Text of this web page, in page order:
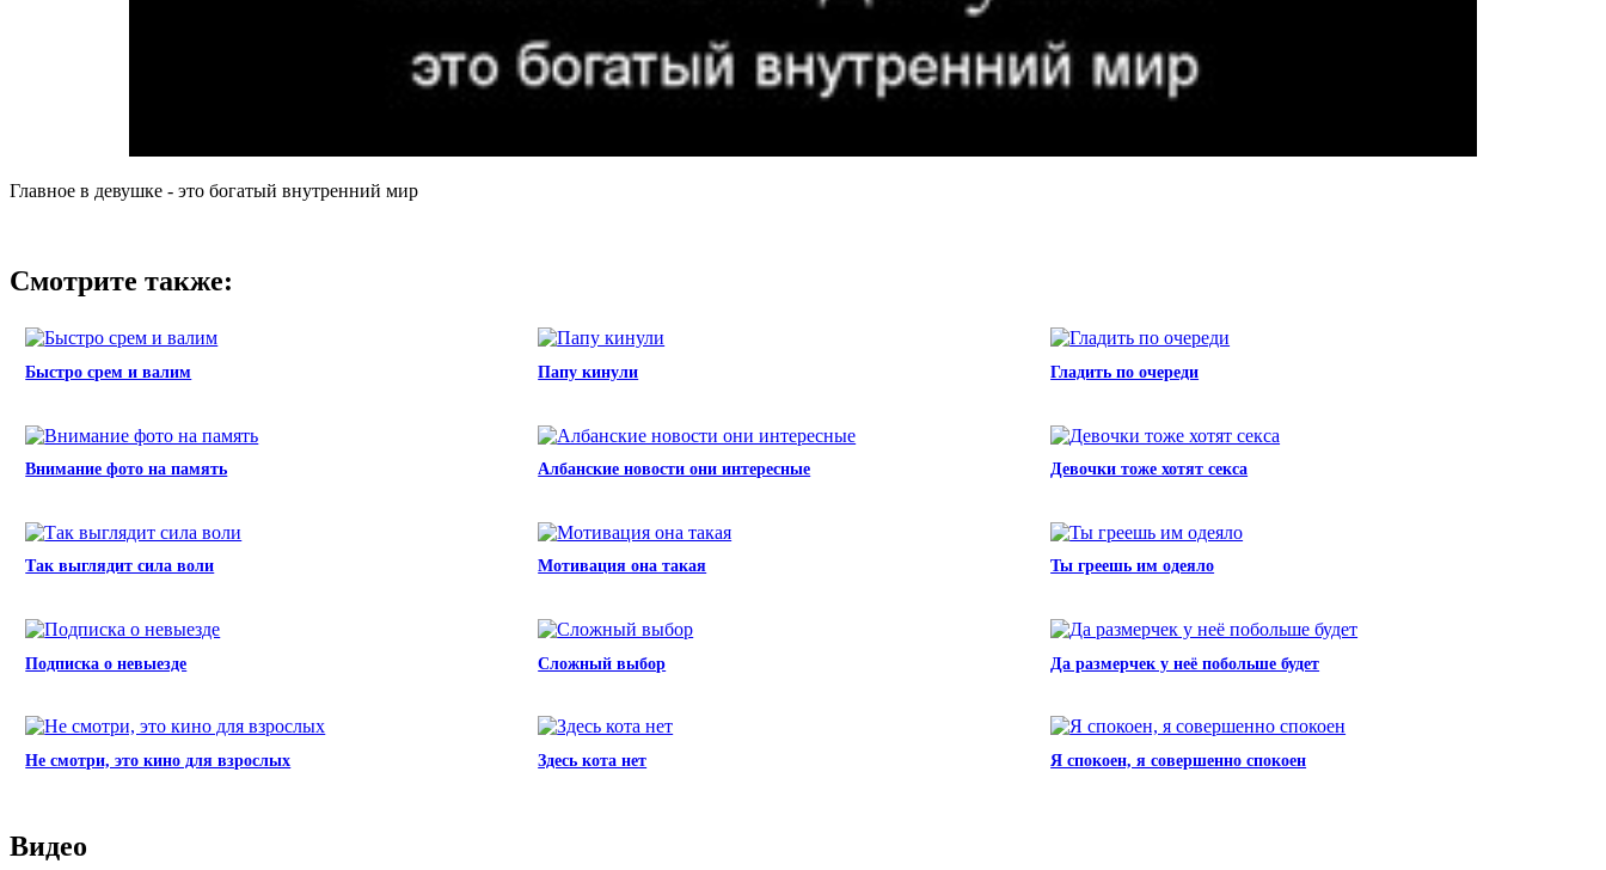
Главное в девушке - это богатый внутренний мир
Смотрите также:
Быстро срем и валим Папу кинули Гладить по очереди
Внимание фото на память Албанские новости они интересные Девочки тоже хотят секса
Так выглядит сила воли Мотивация она такая Ты греешь им одеяло
Подписка о невыезде Сложный выбор Да размерчек у неё побольше будет
Не смотри, это кино для взрослых Здесь кота нет Я спокоен, я совершенно спокоен
Видео